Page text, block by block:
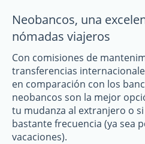
Neobancos, una
nómadas viajeros
Con comisiones de
transferencias
en comparación con los
neobancos son la mejor
tu mudanza al extranjero o
bastante frecuencia (ya sea
vacaciones).